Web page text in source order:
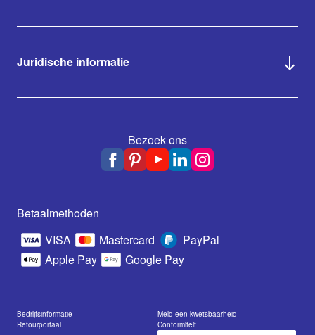
Juridische informatie
Bezoek ons
Betaalmethoden
VISA
Mastercard
PayPal
Apple Pay
Google Pay
Bedrijfsinformatie
Meld een kwetsbaarheid
Retourportaal
Conformiteit